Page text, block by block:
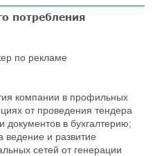
потребления
по рекламе
компании в профильных
от проведения тендера
документов в бухгалтерию;
ведение и развитие
сетей от генерации